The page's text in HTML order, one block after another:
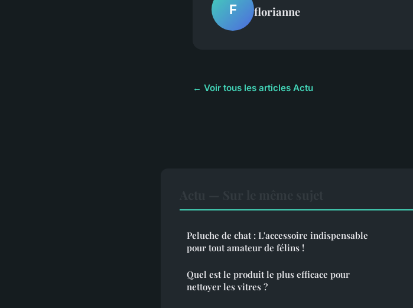
F florianne
← Voir tous les articles Actu
Peluche de chat : L'accessoire indispensable
pour tout amateur de félins !
Quel est le produit le plus efficace pour
nettoyer les vitres ?